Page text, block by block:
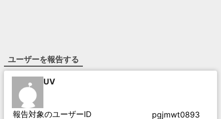
ユーザーを報告する
UV
報告対象のユーザーID
pgjmwt0893